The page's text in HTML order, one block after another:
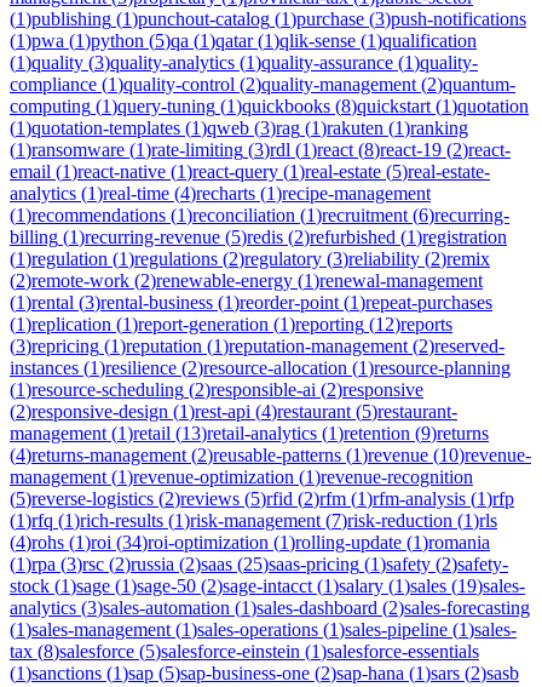
(1)publishing (1)punchout-catalog (1)purchase (3)push-notifications
(1)pwa (1)python (5)qa (1)qatar(1)qlik-sense (1)qualification
(1)quality (3)quality-analytics (1)quality-assurance (1)quality-
compliance (1)quality-control (2)quality-management (2)quantum-
computing (1)query-tuning (1)quickbooks (8)quickstart (1)quotation
(1)quotation-templates (1)qweb (3)rag (1)rakuten (1)ranking
(1)ransomware (1)rate-limiting (3)rdl (1)react (8)react-19 (2)react-
email (1)react-native (1)react-query (1)real-estate (5)real-estate-
analytics (1)real-time (4)recharts (1)recipe-management
(1)recommendations (1)reconciliation (1)recruitment (6)recurring-
billing (1)recurring-revenue (5)redis (2)refurbished (1)registration
(1)regulation (1)regulations (2)regulatory (3)reliability (2)remix
(2)remote-work (2)renewable-energy (1)renewal-management
(1)rental (3)rental-business (1)reorder-point (1)repeat-purchases
(1)replication (1)report-generation (1)reporting (12)reports
(3)repricing (1)reputation (1)reputation-management (2)reserved-
instances (1)resilience (2)resource-allocation (1)resource-planning
(1)resource-scheduling (2)responsible-ai (2)responsive
(2)responsive-design (1)rest-api (4)restaurant (5)restaurant-
management (1)retail (13)retail-analytics (1)retention (9)returns
(4)returns-management (2)reusable-patterns (1)revenue (10)revenue-
management (1)revenue-optimization (1)revenue-recognition
(5)reverse-logistics (2)reviews (5)rfid (2)rfm (1)rfm-analysis (1)rfp
(1)rfq (1)rich-results (1)risk-management (7)risk-reduction (1)rls
(4)rohs (1)roi (34)roi-optimization (1)rolling-update (1)romania
(1)rpa (3)rsc (2)russia (2)saas (25)saas-pricing (1)safety (2)safety-
stock (1)sage (1)sage-50 (2)sage-intacct (1)salary (1)sales (19)sales-
analytics (3)sales-automation (1)sales-dashboard (2)sales-forecasting
(1)sales-management (1)sales-operations (1)sales-pipeline (1)sales-
tax (8)salesforce (5)salesforce-einstein (1)salesforce-essentials
(1)sanctions (1)sap (5)sap-business-one (2)sap-hana (1)sars (2)sasb